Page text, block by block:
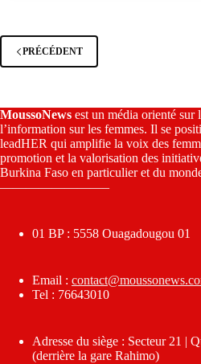
PRÉCÉDENT
MoussoNews est un média orienté sur
l’information sur les femmes. Il se
leadHER qui amplifie la voix des
promotion et la valorisation des
Burkina Faso en particulier et du
————————–
01 BP : 5558 Ouagadougou 01
Email :
Tel : 76643010
Adresse du siège : Secteur 21 |
(derrière la gare Rahimo)